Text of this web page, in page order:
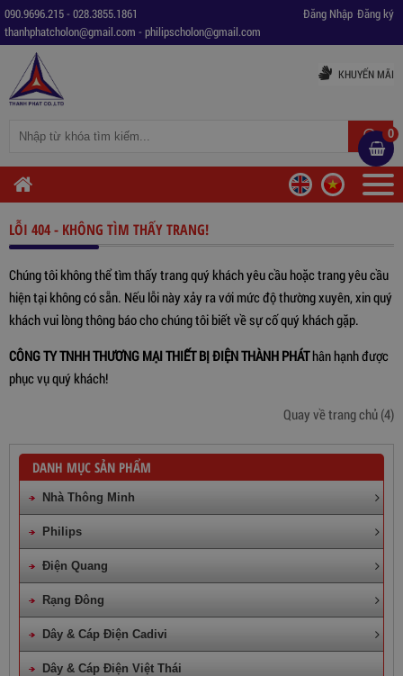
090.9696.215- 028.3855.1861
thanhphatcholon@gmail.com - philipscholon@gmail.com
Đăng ký
Đăng Nhập
KHUYẾN MÃI
0
LỖI 404 - KHÔNG TÌM THẤY TRANG!
Chúng tôi không thể tìm thấy trang quý khách yêu cầu hoặc trang yêu cầu
hiện tại không có sẵn. Nếu lỗi này xảy ra với mức độ thường xuyên, xin quý
khách vui lòng thông báo cho chúng tôi biết về sự cố quý khách gặp.
CÔNG TY TNHH THƯƠNG MẠI THIẾT BỊ ĐIỆN THÀNH PHÁThân hạnh được
phục vụ quý khách!
Quay về trang chủ (4)
DANH MỤC SẢN PHẨM
Nhà Thông Minh
Philips
Điện Quang
Rạng Đông
Dây & Cáp Điện Cadivi
Dây & Cáp Điện Việt Thái